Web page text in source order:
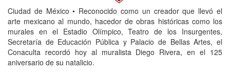
Ciudad de México • Reconocido como un creador que llevó el
arte mexicano al mundo, hacedor de obras históricas como los
murales en el Estadio Olímpico, Teatro de los Insurgentes,
Secretaría de Educación Pública y Palacio de Bellas Artes, el
Conaculta recordó hoy al muralista Diego Rivera, en el 125
aniversario de su natalicio.